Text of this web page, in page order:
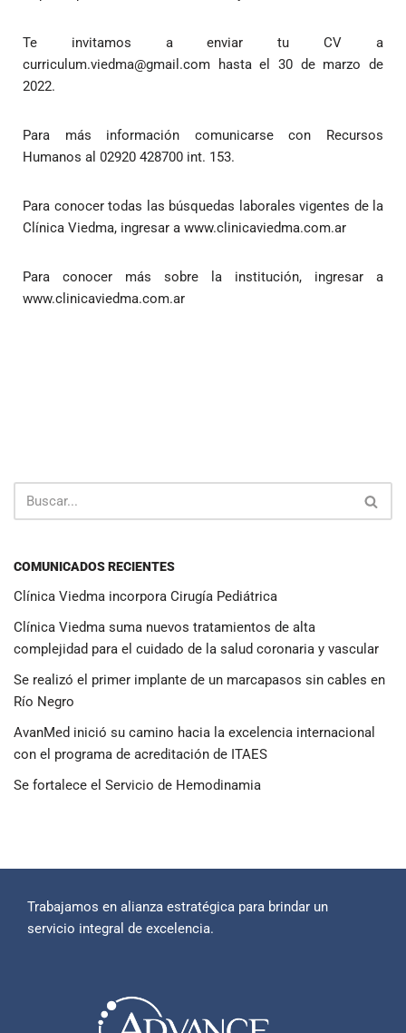
Te invitamos a enviar tu CV a
curriculum.viedma@gmail.com hasta el 30 de marzo de
2022.
Para más información comunicarse con Recursos
Humanos al 02920 428700 int. 153.
Para conocer todas las búsquedas laborales vigentes de la
Clínica Viedma, ingresar a www.clinicaviedma.com.ar
Para conocer más sobre la institución, ingresar a
www.clinicaviedma.com.ar
COMUNICADOS RECIENTES
Clínica Viedma incorpora Cirugía Pediátrica
Clínica Viedma suma nuevos tratamientos de alta
complejidad para el cuidado de la salud coronaria y vascular
Se realizó el primer implante de un marcapasos sin cables en
Río Negro
AvanMed inició su camino hacia la excelencia internacional
con el programa de acreditación de ITAES
Se fortalece el Servicio de Hemodinamia
Trabajamos en alianza estratégica para brindar un
servicio integral de excelencia.